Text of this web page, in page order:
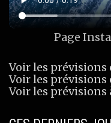
Page
Voir les prévisions
Voir les
Voir les prévisions